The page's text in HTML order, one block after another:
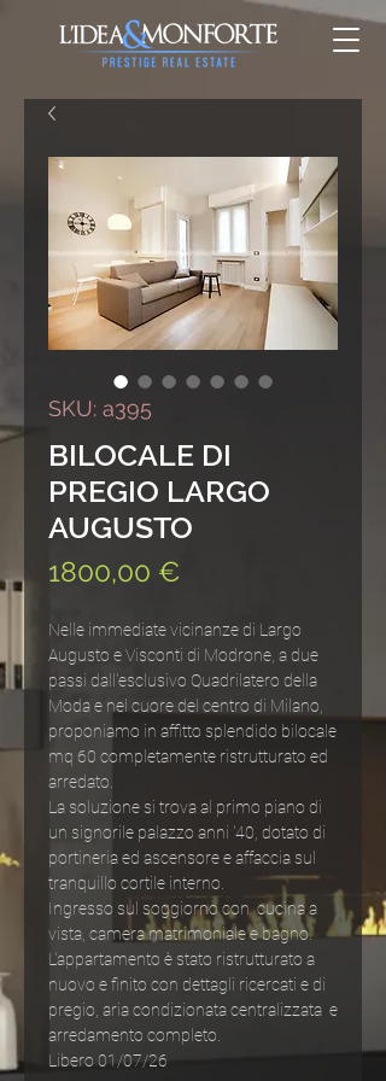
SKU: a395
BILOCALE DI
PREGIO LARGO
AUGUSTO
1800,00 €
Nelle immediate vicinanze di Largo
Augusto e Visconti di Modrone, a due
passi dall'esclusivo Quadrilatero della
Moda e nel cuore del centro di Milano,
proponiamo in affitto splendido bilocale
mq 60 completamente ristrutturato ed
arredato.
La soluzione si trova al primo piano di
un signorile palazzo anni '40, dotato di
portineria ed ascensore e affaccia sul
tranquillo cortile interno.
Ingresso sul soggiorno con cucina a
vista, camera matrimoniale e bagno.
L'appartamento è stato ristrutturato a
nuovo e finito con dettagli ricercati e di
pregio, aria condizionata centralizzata e
arredamento completo.
Libero 01/07/26